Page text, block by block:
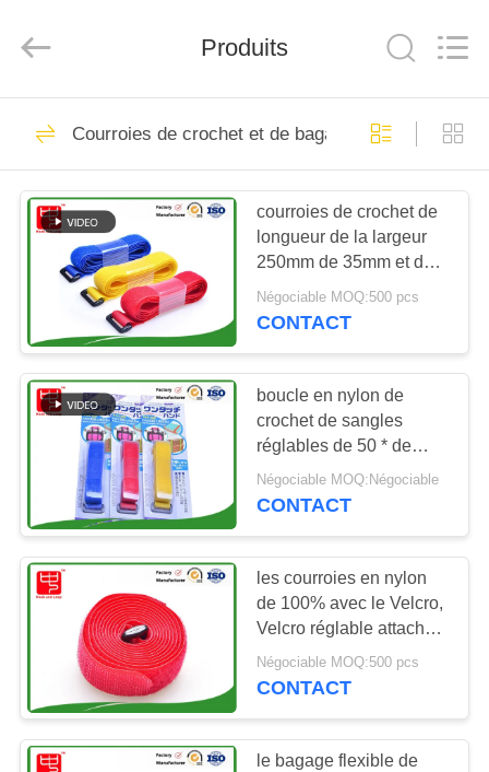
MAISON
PRODUITS
PROPOS
DE
NOUS
VISITE
DE
L'USINE
CONTRÔLE
LA
QUALITÉ
All
Reserved.
crochet et bande de
boucle
Crochet et boucle
en plastique
23
Crochet et bande
adhésifs de boucle
52
Produits
Courroies de crochet et de bagage de boucle
courroies de crochet de
longueur de la largeur
250mm de 35mm et de
bagage de boucle
Négociable MOQ:500 pcs
CONTACT
boucle en nylon de
crochet de sangles
réglables de 50 * de
2000mm avec le paquet
de supermarché
Négociable MOQ:Négociable
CONTACT
les courroies en nylon
de 100% avec le Velcro,
Velcro réglable attache
la longueur de la largeur
200mm de 25mm
Négociable MOQ:500 pcs
CONTACT
le bagage flexible de